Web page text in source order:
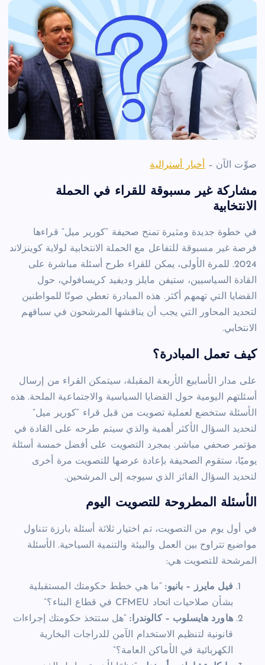
صوِّت الآن – أخبار أسترالية
مشاركة غير مسبوقة للقراء في الحملة
الانتخابية
في خطوة جديدة ومثيرة تمنح صحيفة “كورير ميل” قراءها
فرصة غير مسبوقة للتفاعل مع الحملة الانتخابية لولاية كوينزلاند
2024. للمرة الأولى، يمكن للقراء طرح أسئلة مباشرة على
القادة السياسيين، ستيفن مايلز وديفيد كريسافولي، حول
القضايا التي تهمهم أكثر. هذه المبادرة تعطي صوتًا للمواطنين
لتحديد المحاور التي يجب أن يناقشها المرشحون في سباقهم
الانتخابي.
كيف تعمل المبادرة؟
على مدار الأسابيع الأربعة المقبلة، سيتمكن القراء من إرسال
أسئلتهم اليومية حول القضايا السياسية والاجتماعية الملحة. هذه
الأسئلة ستخضع لعملية تصويت من قبل قراء “كورير ميل”
لتحديد السؤال الأكثر أهمية والذي سيتم طرحه على القادة في
مؤتمر صحفي مباشر. بمجرد التصويت على أفضل خمسة أسئلة
يوميًا، ستقوم الصحيفة بإعادة عرضها للتصويت مرة أخرى
لتحديد السؤال الفائز الذي سيوجه إلى المرشحين.
الأسئلة المطروحة للتصويت اليوم
في أول يوم من التصويت، تم اختيار ثلاثة أسئلة بارزة تتناول
مواضيع تتراوح بين العمل والبيئة والتنمية السياحية. الأسئلة
المرشحة للتصويت هي:
فيل مايرز – بانيو:“ما هي خطط حكومتك المستقبلية
بشأن صلاحيات اتحاد CFMEU في قطاع البناء؟”
هاورد هايسلوب – كالوندرا:“هل ستتخذ حكومتك إجراءات
قانونية لتنظيم الاستخدام الآمن للدراجات البخارية
الكهربائية في الأماكن العامة؟”